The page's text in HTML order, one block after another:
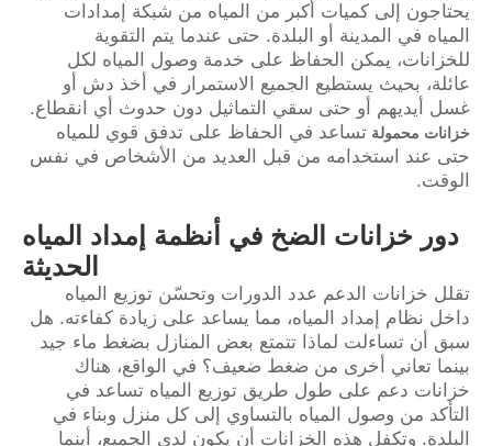
يحتاجون إلى كميات أكبر من المياه من شبكة إمدادات
المياه في المدينة أو البلدة. حتى عندما يتم التقوية
للخزانات، يمكن الحفاظ على خدمة وصول المياه لكل
عائلة، بحيث يستطيع الجميع الاستمرار في أخذ دش أو
غسل أيديهم أو حتى سقي التماثيل دون حدوث أي انقطاع.
خزانات محمولة تساعد في الحفاظ على تدفق قوي للمياه
حتى عند استخدامه من قبل العديد من الأشخاص في نفس
الوقت.
دور خزانات الضخ في أنظمة إمداد المياه
الحديثة
تقلل خزانات الدعم عدد الدورات وتحسّن توزيع المياه
داخل نظام إمداد المياه، مما يساعد على زيادة كفاءته. هل
سبق أن تساءلت لماذا تتمتع بعض المنازل بضغط ماء جيد
بينما تعاني أخرى من ضغط ضعيف؟ في الواقع، هناك
خزانات دعم على طول طريق توزيع المياه تساعد في
التأكد من وصول المياه بالتساوي إلى كل منزل وبناء في
البلدة. وتكفل هذه الخزانات أن يكون لدى الجميع، أينما